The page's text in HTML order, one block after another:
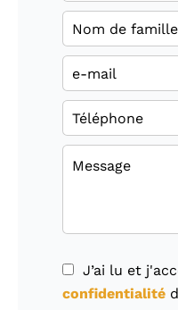
J’ai lu et
confidentialité